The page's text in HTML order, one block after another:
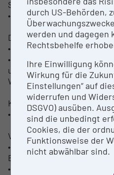
Spektrometrie
• Al- und Mg-
Dilatometrie
• Miniaturisierte
• Simulation und
und
Kerbbruchanalyse
• Vollinstrumentierter
Verformungsanalyse
• Vollinstrumentierte
Blechwerkstoffen
• Nakajima- und
durch US-Behörden,
werden und dagegen
Rechtsbehelfe
Ihre Einwilligung
Wirkung für die
Einstellungen“ auf
widerrufen und
DSGVO) ausüben.
sind die unbedingt
Cookies, die der
Funktionsweise der
nicht abwählbar sind.